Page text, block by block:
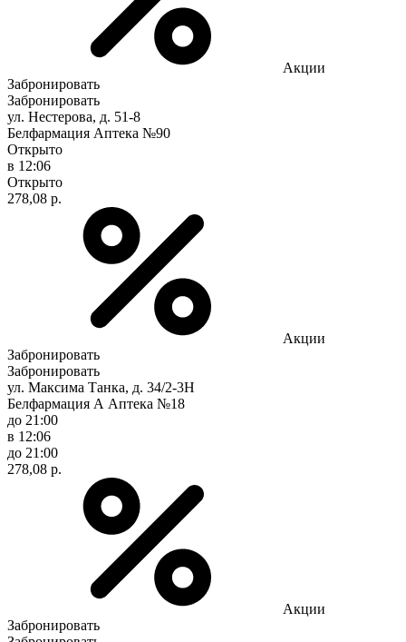
Акции
Забронировать
Забронировать
ул. Нестерова, д. 51-8
Белфармация Аптека №90
Открыто
в 12:06
Открыто
278,08 р.
Акции
Забронировать
Забронировать
ул. Максима Танка, д. 34/2-3Н
Белфармация А Аптека №18
до 21:00
в 12:06
до 21:00
278,08 р.
Акции
Забронировать